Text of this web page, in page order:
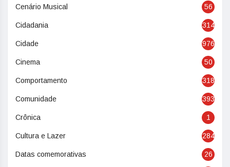
Cenário Musical 56
Cidadania 314
Cidade 976
Cinema 50
Comportamento 318
Comunidade 393
Crônica 1
Cultura e Lazer 284
Datas comemorativas 26